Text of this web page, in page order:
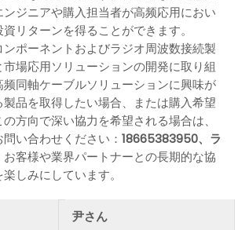
ジニアや購入担当者が高频応用におい
リターンを得ることができます。
ポーネントおよびラジオ周波数接続製
場応用ソリューションの開発に取り組
同軸ケーブルソリューションに興味が
品を取得したい場合、または購入希望
方向で深い協力を希望される場合は、
い合わせください：18665383950、ラ
お客様や業界パートナーとの長期的な協
しみにしています。
尹さん